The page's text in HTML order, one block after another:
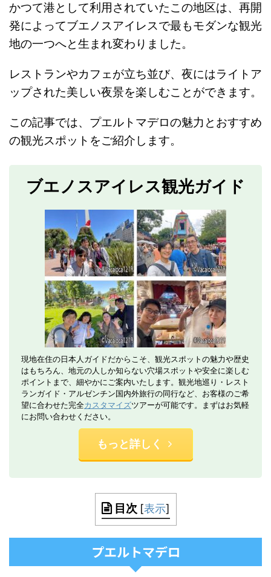
かつて港として利用されていたこの地区は、再開
発によってブエノスアイレスで最もモダンな観光
地の一つへと生まれ変わりました。
レストランやカフェが立ち並び、夜にはライトア
ップされた美しい夜景を楽しむことができます。
この記事では、プエルトマデロの魅力とおすすめ
の観光スポットをご紹介します。
ブエノスアイレス観光ガイド
現地在住の日本人ガイドだからこそ、観光スポットの魅力や歴史
はもちろん、地元の人しか知らない穴場スポットや安全に楽しむ
ポイントまで、細やかにご案内いたします。観光地巡り・レスト
ランガイド・アルゼンチン国内外旅行の同行など、お客様のご希
望に合わせた完全カスタマイズツアーが可能です。まずはお気軽
にお問い合わせください。
もっと詳しく
目次 [表示]
プエルトマデロ